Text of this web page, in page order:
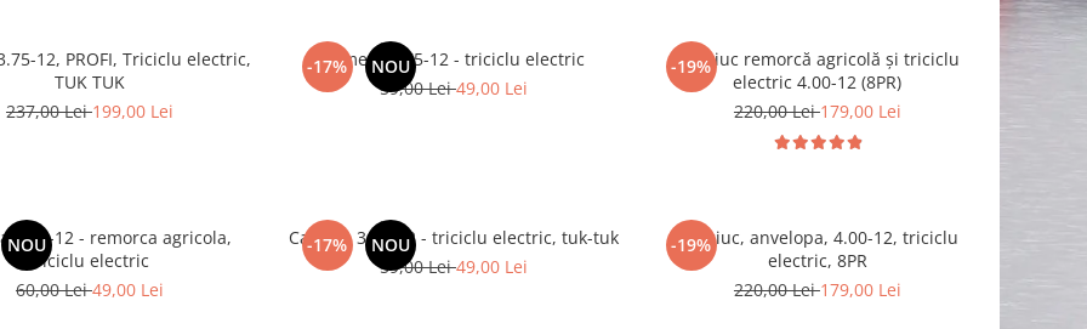
12, PROFI, Triciclu electric,
TUK TUK
237,00 Lei199,00 Lei
-17% NOU
Camera 3.75-12 - triciclu electric
59,00 Lei49,00 Lei
-19%
Cauciuc remorcă agricolă și triciclu
electric 4.00-12 (8PR)
220,00 Lei179,00 Lei
NOU
4.00-12 - remorca agricola,
triciclu electric
60,00 Lei49,00 Lei
-17% NOU
Camera 3.75-12 - triciclu electric, tuk-tuk
59,00 Lei49,00 Lei
-19%
Cauciuc, anvelopa, 4.00-12, triciclu
electric, 8PR
220,00 Lei179,00 Lei